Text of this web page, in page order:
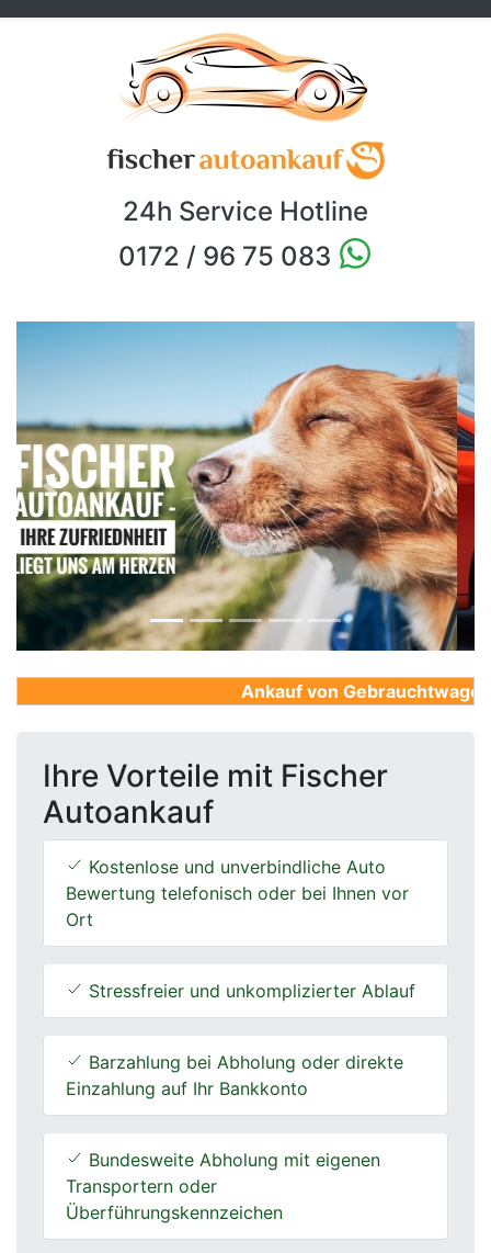
24h Service Hotline
0172 / 96 75 083
Previous Next
Ankauf von
Ihre Vorteile mit Fischer
Autoankauf
Kostenlose und unverbindliche Auto
Bewertung telefonisch oder bei Ihnen vor
Ort
Stressfreier und unkomplizierter Ablauf
Barzahlung bei Abholung oder direkte
Einzahlung auf Ihr Bankkonto
Bundesweite Abholung mit eigenen
Transportern oder
Überführungskennzeichen